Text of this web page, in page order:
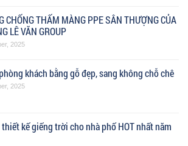
CHỐNG THẤM MÀNG PPE SÂN THƯỢNG CỦA
LÊ VĂN GROUP
2025
khách bằng gỗ đẹp, sang không chỗ chê
2025
kế giếng trời cho nhà phố HOT nhất năm